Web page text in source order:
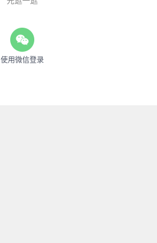
使用微信登录